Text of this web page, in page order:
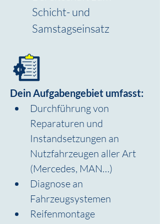
Schicht- und
Samstagseinsatz
Dein Aufgabengebiet umfasst:
Durchführung von
Reparaturen und
Instandsetzungen an
Nutzfahrzeugen aller Art
(Mercedes, MAN…)
Diagnose an
Fahrzeugsystemen
Reifenmontage